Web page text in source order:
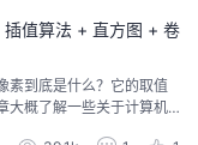
值算法 + 直方图 + 卷
素到底是什么？它的取值
大概了解一些关于计算机